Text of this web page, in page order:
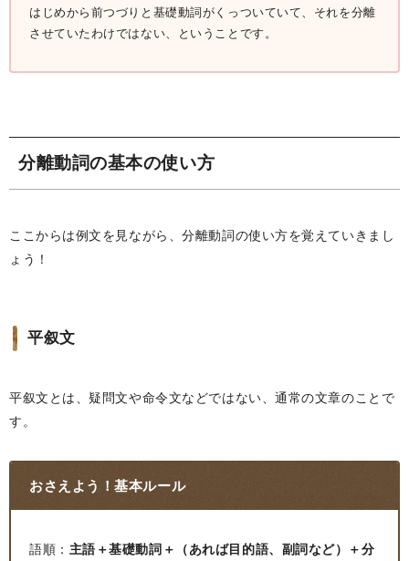
はじめから前つづりと基礎動詞がくっついていて、それを分離
させていたわけではない、ということです。
分離動詞の基本の使い方
ここからは例文を見ながら、分離動詞の使い方を覚えていきまし
ょう！
平叙文
平叙文とは、疑問文や命令文などではない、通常の文章のことで
す。
おさえよう！基本ルール
語順： 主語＋基礎動詞＋（あれば目的語、副詞など）＋分